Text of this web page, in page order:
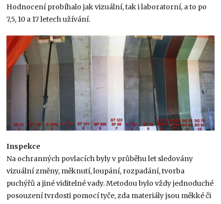
Hodnocení probíhalo jak vizuální, tak i laboratorní, a to po
7,5, 10 a 17 letech užívání.
Inspekce
Na ochranných povlacích byly v průběhu let sledovány
vizuální změny, měknutí, loupání, rozpadání, tvorba
puchýřů a jiné viditelné vady. Metodou bylo vždy jednoduché
posouzení tvrdosti pomocí tyče, zda materiály jsou měkké či